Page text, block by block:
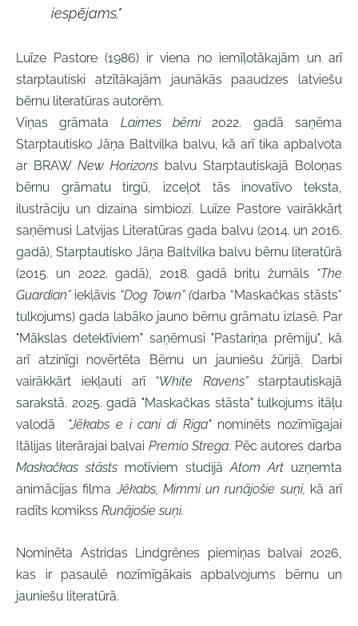
iespējams."
Luīze Pastore (1986) ir viena no iemīļotākajām un arī
starptautiski atzītākajām jaunākās paaudzes latviešu
bērnu literatūras autorēm.
Viņas grāmata Laimes bērni2022. gadā saņēma
Starptautisko Jāņa Baltvilka balvu, kā arī tika apbalvota
ar BRAW New Horizons balvu Starptautiskajā Boloņas
bērnu grāmatu tirgū, izceļot tās inovatīvo teksta,
ilustrāciju un dizaina simbiozi. Luīze Pastore vairākkārt
saņēmusi Latvijas Literatūras gada balvu (2014. un 2016.
gadā), Starptautisko Jāņa Baltvilka balvu bērnu literatūrā
(2015. un 2022. gadā), 2018. gadā britu žurnāls
“The
Guardian” iekļāvis “Dog Town” (darba “Maskačkas stāsts”
tulkojums) gada labāko jauno bērnu grāmatu izlasē. Par
"Mākslas detektīviem" saņēmusi "Pastariņa prēmiju", kā
arī atzinīgi novērtēta Bērnu un jauniešu žūrijā. Darbi
vairākkārt iekļauti arī “White Ravens”starptautiskajā
sarakstā. 2025. gadā "Maskačkas stāsta" tulkojums itāļu
valodā
"Jēkabs e i cani di Riga" nominēts nozīmīgajai
Itālijas literārajai balvai Premio Strega. Pēc autores darba
Maskačkas stāsts motīviem studijāAtom Art uzņemta
animācijas filmaJēkabs, Mimmi un runājošie suņi, kā arī
radīts komikss Runājošie suņi.
Nominēta Astridas Lindgrēnes piemiņas balvai 2026,
kas ir pasaulē nozīmīgākais apbalvojums bērnu un
jauniešu literatūrā.